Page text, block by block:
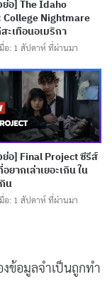
รีส์แอ็กชันสายลับไทย
of Pan Am 103 ซีรีส์
ยงบันทึกการประชุม
ย่อ] The Idaho
College Nightmare
ะเทือนอเมริกา
อ: 1 สัปดาห์ ที่ผ่านมา
ย่อ] Final Project ซีรีส์
ยากเล่าเยอะเกิน ใน
น
อ: 1 สัปดาห์ ที่ผ่านมา
ข้อมูลจำเป็นถูกทำ